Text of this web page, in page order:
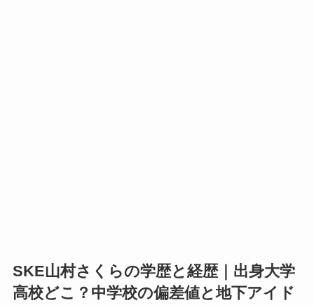
SKE山村さくらの学歴と経歴｜出身大学
高校どこ？中学校の偏差値と地下アイド